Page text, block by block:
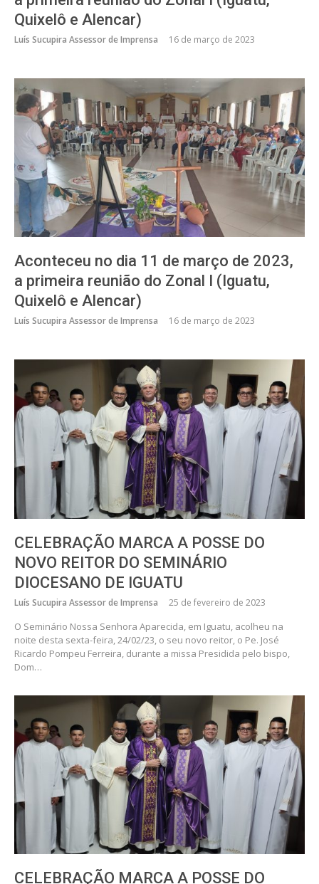
Quixelô e Alencar)
Luís Sucupira Assessor de Imprensa 16 de março de 2023
Aconteceu no dia 11 de março de 2023,
a primeira reunião do Zonal I (Iguatu,
Quixelô e Alencar)
Luís Sucupira Assessor de Imprensa 16 de março de 2023
CELEBRAÇÃO MARCA A POSSE DO
NOVO REITOR DO SEMINÁRIO
DIOCESANO DE IGUATU
Luís Sucupira Assessor de Imprensa 25 de fevereiro de 2023
O Seminário Nossa Senhora Aparecida, em Iguatu, acolheu na
noite desta sexta-feira, 24/02/23, o seu novo reitor, o Pe. José
Ricardo Pompeu Ferreira, durante a missa Presidida pelo bispo,
Dom…
CELEBRAÇÃO MARCA A POSSE DO